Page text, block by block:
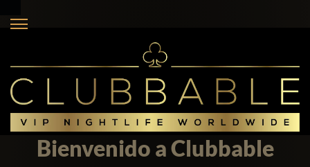
Bienvenido a Clubbable